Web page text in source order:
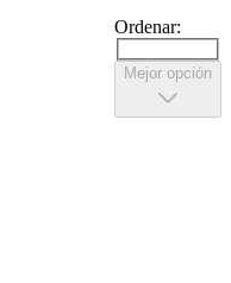
Ordenar:
Mejor opción